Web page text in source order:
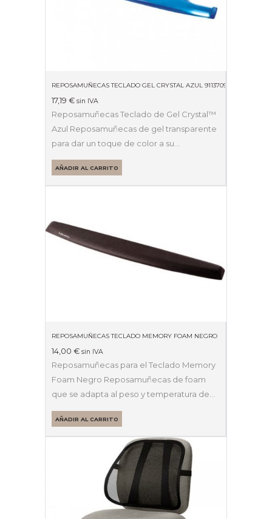
REPOSAMUÑECAS TECLADO GEL CRYSTAL AZUL 9113709
17,19 € sin IVA
Reposamuñecas Teclado de Gel Crystal™
Azul Reposamuñecas de gel transparente
para dar un toque de color a su…
AÑADIR AL CARRITO
REPOSAMUÑECAS TECLADO MEMORY FOAM NEGRO
14,00 € sin IVA
Reposamuñecas para el Teclado Memory
Foam Negro Reposamuñecas de foam
que se adapta al peso y temperatura de…
AÑADIR AL CARRITO